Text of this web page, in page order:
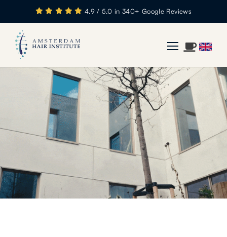
4.9 / 5.0 in 340+ Google Reviews